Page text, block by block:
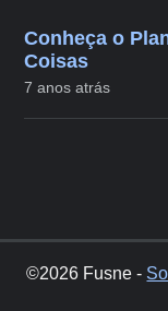
Conheça o
Coisas
7 anos atrás
©2026 Fusne -